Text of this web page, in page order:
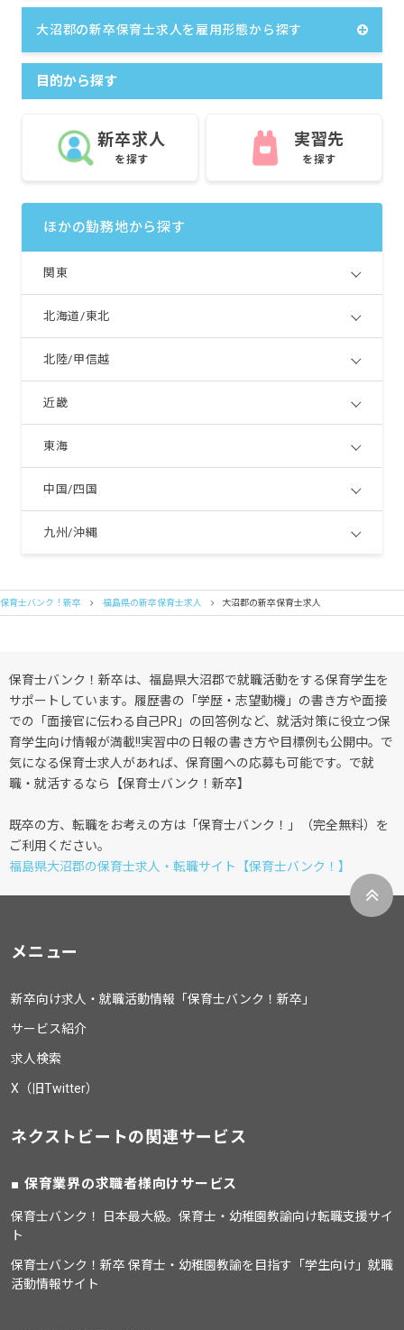
大沼郡の新卒保育士求人を雇用形態から探す
目的から探す
新卒求人
を探す
実習先
を探す
ほかの勤務地から探す
関東
北海道/東北
北陸/甲信越
近畿
東海
中国/四国
九州/沖縄
保育士バンク！新卒 福島県の新卒保育士求人 大沼郡の新卒保育士求人
保育士バンク！新卒は、福島県大沼郡で就職活動をする保育学生を
サポートしています。履歴書の「学歴・志望動機」の書き方や面接
での「面接官に伝わる自己PR」の回答例など、就活対策に役立つ保
育学生向け情報が満載!!実習中の日報の書き方や目標例も公開中。で
気になる保育士求人があれば、保育園への応募も可能です。で就
職・就活するなら【保育士バンク！新卒】
既卒の方、転職をお考えの方は「保育士バンク！」（完全無料）を
ご利用ください。
福島県大沼郡の保育士求人・転職サイト【保育士バンク！】
メニュー
新卒向け求人・就職活動情報「保育士バンク！新卒」
サービス紹介
求人検索
X（旧Twitter）
ネクストビートの関連サービス
保育業界の求職者様向けサービス
保育士バンク！ 日本最大級。保育士・幼稚園教諭向け転職支援サイ
ト
保育士バンク！新卒 保育士・幼稚園教諭を目指す「学生向け」就職
活動情報サイト